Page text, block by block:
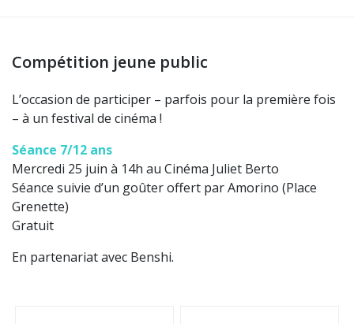
Compétition jeune public
L’occasion de participer – parfois pour la première fois
– à un festival de cinéma !
Séance 7/12 ans
Mercredi 25 juin à 14h au Cinéma Juliet Berto
Séance suivie d’un goûter offert par Amorino (Place
Grenette)
Gratuit
En partenariat avec Benshi.